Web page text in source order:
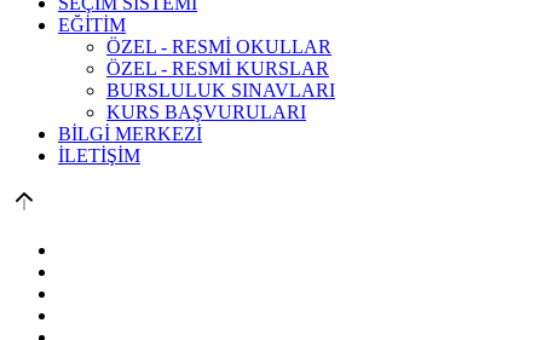
EĞİTİM
ÖZEL - RESMİ OKULLAR
ÖZEL - RESMİ KURSLAR
BURSLULUK SINAVLARI
KURS BAŞVURULARI
BİLGİ MERKEZİ
İLETİŞİM